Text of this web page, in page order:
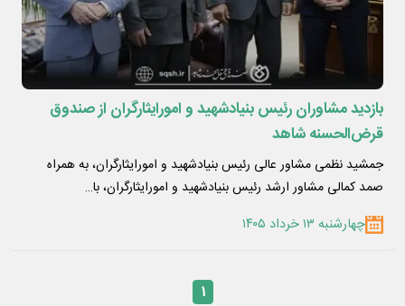
بازدید مشاوران رئیس بنیادشهید و امورایثارگران از صندوق
قرض‌الحسنه شاهد
جمشید نظمی مشاور عالی رئیس بنیادشهید و امورایثارگران، به همراه
صمد کمالی مشاور ارشد رئیس بنیادشهید و امورایثارگران، با…
چهارشنبه ۱۳ خرداد ۱۴۰۵
۱